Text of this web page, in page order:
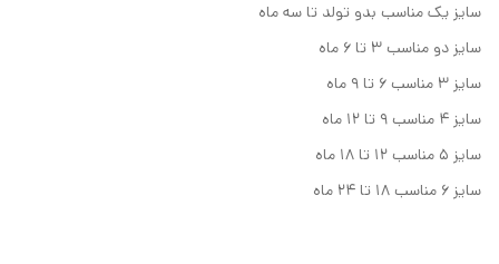
سایز یک مناسب بدو تولد تا سه ماه
سایز دو مناسب ۳ تا ۶ ماه
سایز ۳ مناسب ۶ تا ۹ ماه
سایز ۴ مناسب ۹ تا ۱۲ ماه
سایز ۵ مناسب ۱۲ تا ۱۸ ماه
سایز ۶ مناسب ۱۸ تا ۲۴ ماه